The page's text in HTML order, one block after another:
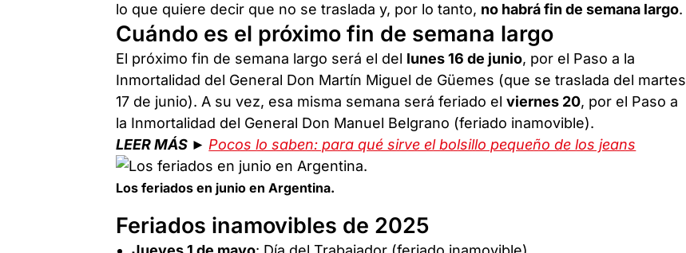
lo que quiere decir que no se traslada y, por lo tanto, no habrá fin de semana largo.
Cuándo es el próximo fin de semana largo
El próximo fin de semana largo será el del lunes 16 de junio, por el Paso a la
Inmortalidad del General Don Martín Miguel de Güemes (que se traslada del martes
17 de junio). A su vez, esa misma semana será feriado elviernes 20, por el Paso a
la Inmortalidad del General Don Manuel Belgrano (feriado inamovible).
LEER MÁS ► Pocos lo saben: para qué sirve el bolsillo pequeño de los jeans
Los feriados en junio en Argentina.
Feriados inamovibles de 2025